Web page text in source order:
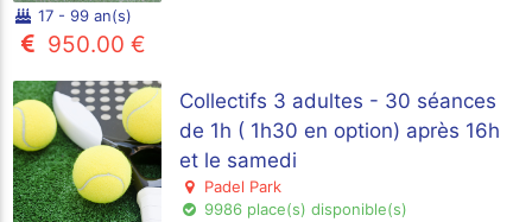
17 - 99 an(s)
950.00 €
Collectifs 3 adultes - 30 séances
de 1h ( 1h30 en option) après 16h
et le samedi
Padel Park
9986 place(s) disponible(s)